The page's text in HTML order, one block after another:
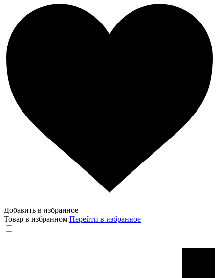
Добавить в избранное
Товар в избранном Перейти в избранное